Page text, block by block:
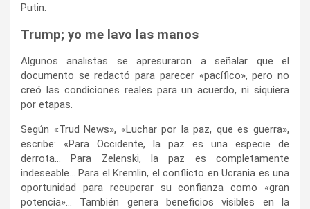
Putin.
Trump; yo me lavo las manos
Algunos analistas se apresuraron a señalar que el
documento se redactó para parecer «pacífico», pero no
creó las condiciones reales para un acuerdo, ni siquiera
por etapas.
Según «Trud News», «Luchar por la paz, que es guerra»,
escribe: «Para Occidente, la paz es una especie de
derrota… Para Zelenski, la paz es completamente
indeseable… Para el Kremlin, el conflicto en Ucrania es una
oportunidad para recuperar su confianza como «gran
potencia»… También genera beneficios visibles en la